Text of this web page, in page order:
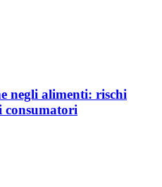
negli alimenti: rischi
consumatori